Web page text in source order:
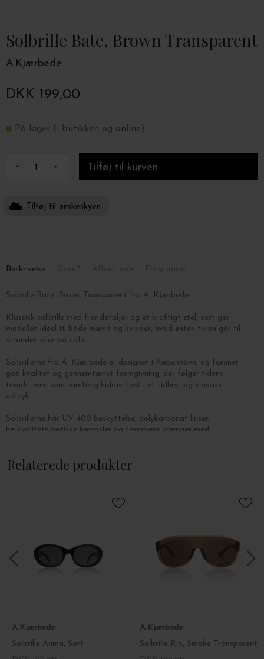
Solbrille Bate, Brown Transparent
A.Kjærbede
DKK 199,00
På lager (i butikken og online)
- +
Tilføj til ønskeskyen
Beskrivelse
Solbrille Bate, Brown Transparent fra A. Kjærbede
Klassisk solbrille med fine detaljer og et kraftigt stel, som gør
modellen idéel til både mænd og kvinder, hvad enten turen går til
stranden eller på café.
Solbrillerne fra A. Kjærbede er designet i København, og forener
god kvalitet og gennemtænkt formgivning, der følger tidens
trends, men som samtidig holder fast i et tidløst og klassisk
udtryk.
Solbrillerne har UV 400 beskyttelse, polykarbonat linser,
højkvalitets optiske hængsler og formbare stænger med
Relaterede produkter
A.Kjærbede
Solbrille Anma, Sort
A.Kjærbede
Solbrille Rio, Smoke Transparent